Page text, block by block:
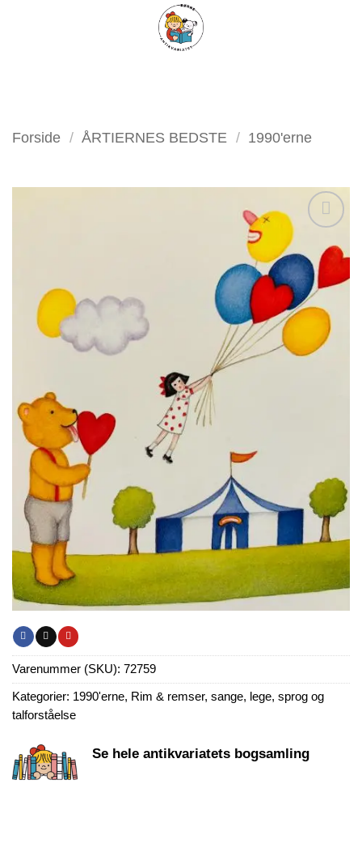
FILTER
Forside / ÅRTIERNES BEDSTE / 1990'erne
Tilføj
som
favorit
Varenummer (SKU): 72759
Kategorier: 1990'erne, Rim & remser, sange, lege, sprog og
talforståelse
Se hele antikvariatets bogsamling